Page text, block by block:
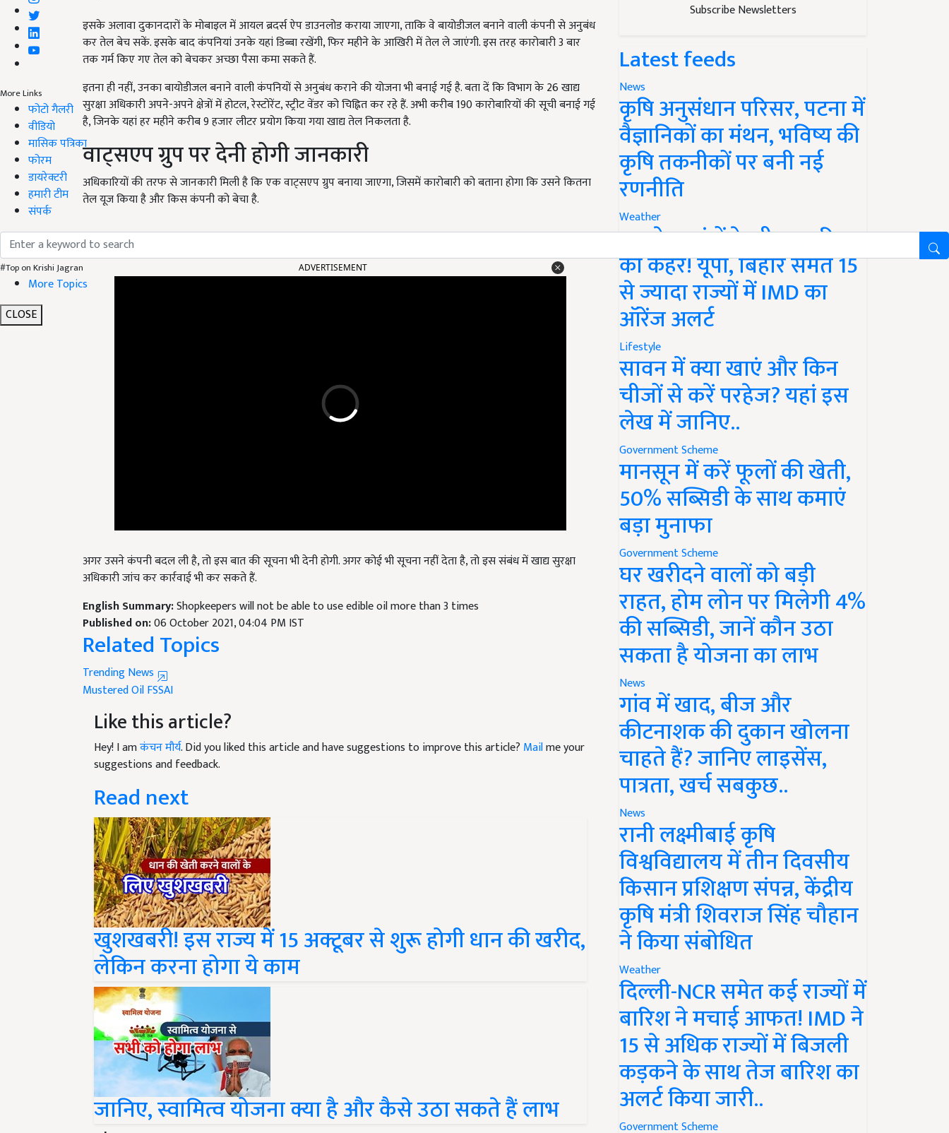
More Links
फोटो गैलरी
वीडियो
मासिक पत्रिका
फोरम
डायरेक्टरी
हमारी टीम
संपर्क
#Top on Krishi Jagran
More Topics
CLOSE
इसके अलावा दुकानदारों के मोबाइल में आयल ब्रदर्स ऐप डाउनलोड कराया जाएगा, ताकि वे बायोडीजल बनाने वाली कंपनी से अनुबंध
कर तेल बेच सकें. इसके बाद कंपनियां उनके यहां डिब्बा रखेंगी, फिर महीने के आखिरी में तेल ले जाएंगी. इस तरह कारोबारी 3 बार
तक गर्म किए गए तेल को बेचकर अच्छा पैसा कमा सकते हैं.
इतना ही नहीं, उनका बायोडीजल बनाने वाली कंपनियों से अनुबंध कराने की योजना भी बनाई गई है. बता दें कि विभाग के 26 खाद्य
सुरक्षा अधिकारी अपने-अपने क्षेत्रों में होटल, रेस्टोरेंट, स्ट्रीट वेंडर को चिह्नित कर रहे हैं. अभी करीब 190 कारोबारियों की सूची बनाई गई
है, जिनके यहां हर महीने करीब 9 हजार लीटर प्रयोग किया गया खाद्य तेल निकलता है.
वाट्सएप ग्रुप पर देनी होगी जानकारी
अधिकारियों की तरफ से जानकारी मिली है कि एक वाट्सएप ग्रुप बनाया जाएगा, जिसमें कारोबारी को बताना होगा कि उसने कितना
तेल यूज किया है और किस कंपनी को बेचा है.
अधिकारी जांच कर कार्रवाई भी कर सकते हैं.
Shopkeepers will not be able to use edible oil more than 3 times
Published on:06 October 2021, 04:04 PM IST
Related Topics
Trending News
Mustered OilFSSAI
Like this article?
Hey! I amकंचन मौर्य. Did you liked this article and have suggestions to improve this article?
suggestions and feedback.
Read next
खुशखबरी! इस राज्य में 15 अक्टूबर से शुरू होगी धान की खरीद,
लेकिन करना होगा ये काम
जानिए, स्वामित्व योजना क्या है और कैसे उठा सकते हैं लाभ
Share your comments
Subscribe Newsletters
Latest feeds
News
कृषि अनुसंधान परिसर, पटना में
वैज्ञानिकों का मंथन, भविष्य की
कृषि तकनीकों पर बनी नई
रणनीति
Weather
अगले 12 घंटों के भीतर बारिश
का कहर! यूपी, बिहार समेत 15
से ज्यादा राज्यों में IMD का
ऑरेंज अलर्ट
Lifestyle
सावन में क्या खाएं और किन
चीजों से करें परहेज? यहां इस
लेख में जानिए..
Government Scheme
मानसून में करें फूलों की खेती,
50% सब्सिडी के साथ कमाएं
बड़ा मुनाफा
Government Scheme
घर खरीदने वालों को बड़ी
राहत, होम लोन पर मिलेगी 4%
की सब्सिडी, जानें कौन उठा
सकता है योजना का लाभ
News
गांव में खाद, बीज और
कीटनाशक की दुकान खोलना
चाहते हैं? जानिए लाइसेंस,
पात्रता, खर्च सबकुछ..
News
रानी लक्ष्मीबाई कृषि
विश्वविद्यालय में तीन दिवसीय
किसान प्रशिक्षण संपन्न, केंद्रीय
कृषि मंत्री शिवराज सिंह चौहान
ने किया संबोधित
Weather
दिल्ली-NCR समेत कई राज्यों में
बारिश ने मचाई आफत! IMD ने
15 से अधिक राज्यों में बिजली
कड़कने के साथ तेज बारिश का
अलर्ट किया जारी..
Government Scheme